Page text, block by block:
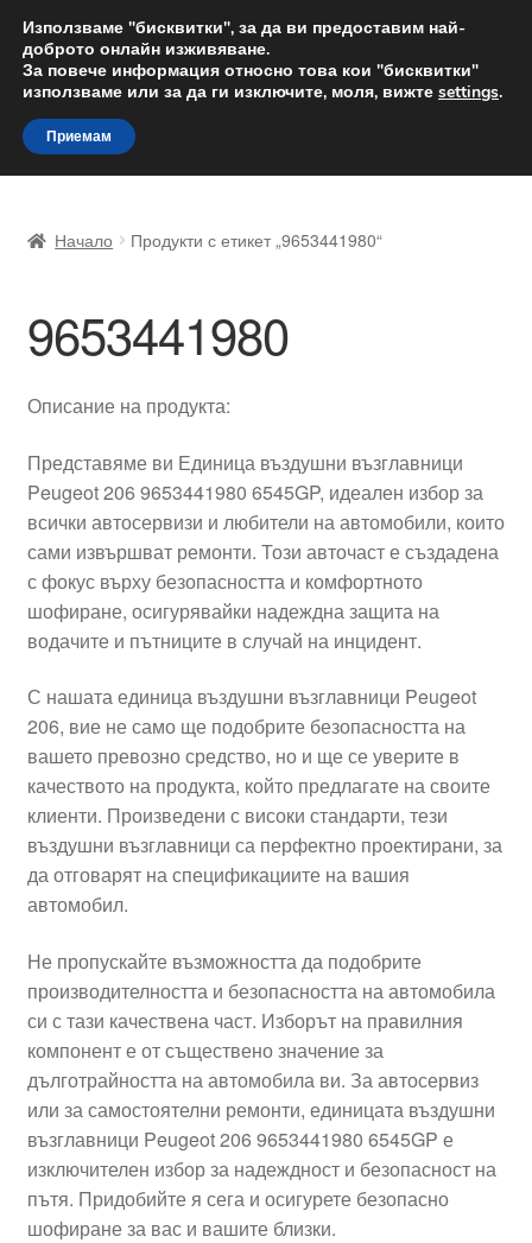
ДОСТАВКА от 12 лв.
Доставка по целия свят
Skip
to
navigation
Skip
to
content
Доставка по целия свят
Жалби
Контакт
Моята сметка
Плащанията
Политика за поверителност
Правила и условия
Процедура за рекламации
Разгледайте
Транспорт
Начало Продукти с етикет „9653441980“
9653441980
Описание на продукта:
Представяме ви Единица въздушни възглавници
Peugeot 206 9653441980 6545GP, идеален избор за
всички автосервизи и любители на автомобили, които
сами извършват ремонти. Този авточаст е създадена
с фокус върху безопасността и комфортното
шофиране, осигурявайки надеждна защита на
водачите и пътниците в случай на инцидент.
С нашата единица въздушни възглавници Peugeot
206, вие не само ще подобрите безопасността на
вашето превозно средство, но и ще се уверите в
качеството на продукта, който предлагате на своите
клиенти. Произведени с високи стандарти, тези
въздушни възглавници са перфектно проектирани, за
да отговарят на спецификациите на вашия
автомобил.
Не пропускайте възможността да подобрите
производителността и безопасността на автомобила
си с тази качествена част. Изборът на правилния
компонент е от съществено значение за
дълготрайността на автомобила ви. За автосервиз
или за самостоятелни ремонти, единицата въздушни
възглавници Peugeot 206 9653441980 6545GP е
изключителен избор за надеждност и безопасност на
пътя. Придобийте я сега и осигурете безопасно
шофиране за вас и вашите близки.
Използваме "бисквитки", за да ви предоставим най-
доброто онлайн изживяване.
За повече информация относно това кои "бисквитки"
използваме или за да ги изключите, моля, вижте settings.
Приемам